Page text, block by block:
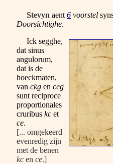
Stevyn aent 6 voorstel
Doorsichtighe.
Ick segghe,
dat sinus
angulorum,
dat is de
hoeckmaten,
van ckg en ceg
sunt reciproce
proportionales
cruribus kc et
ce.
[... omgekeerd
evenredig zijn
met de benen
kc en ce.]